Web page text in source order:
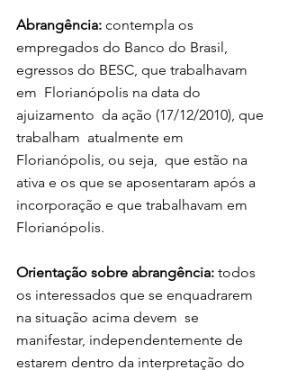
Abrangência: contempla os
empregados do Banco do Brasil,
egressos do BESC, que trabalhavam
em  Florianópolis na data do
ajuizamento  da ação (17/12/2010), que
trabalham  atualmente em
Florianópolis, ou seja,  que estão na
ativa e os que se aposentaram após a
incorporação e que trabalhavam em
Florianópolis.
Orientação sobre abrangência: todos
os interessados que se enquadrarem
na situação acima devem  se
manifestar, independentemente de
estarem dentro da interpretação do